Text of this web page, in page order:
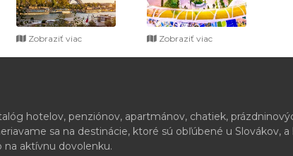
Zobraziť viac Zobraziť viac
hotelov, penziónov, apartmánov, chatiek,
sa na destinácie, ktoré sú obľúbené u Slovákov,
aktívnu dovolenku.